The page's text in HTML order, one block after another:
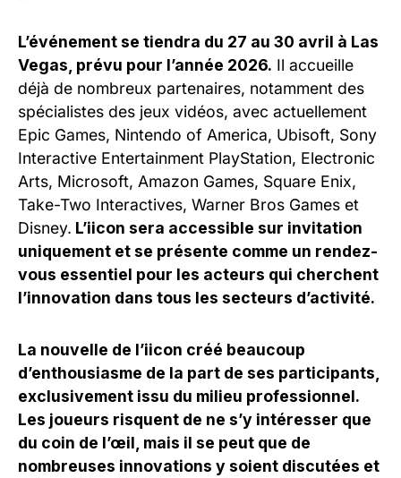
L’événement se tiendra du 27 au 30 avril à Las
Vegas, prévu pour l’année 2026. Il accueille
déjà de nombreux partenaires, notamment des
spécialistes des jeux vidéos, avec actuellement
Epic Games, Nintendo of America, Ubisoft, Sony
Interactive Entertainment PlayStation, Electronic
Arts, Microsoft, Amazon Games, Square Enix,
Take-Two Interactives, Warner Bros Games et
Disney. L’iicon sera accessible sur invitation
uniquement et se présente comme un rendez-
vous essentiel pour les acteurs qui cherchent
l’innovation dans tous les secteurs d’activité.
La nouvelle de l’iicon créé beaucoup
d’enthousiasme de la part de ses participants,
exclusivement issu du milieu professionnel.
Les joueurs risquent de ne s’y intéresser que
du coin de l’œil, mais il se peut que de
nombreuses innovations y soient discutées et